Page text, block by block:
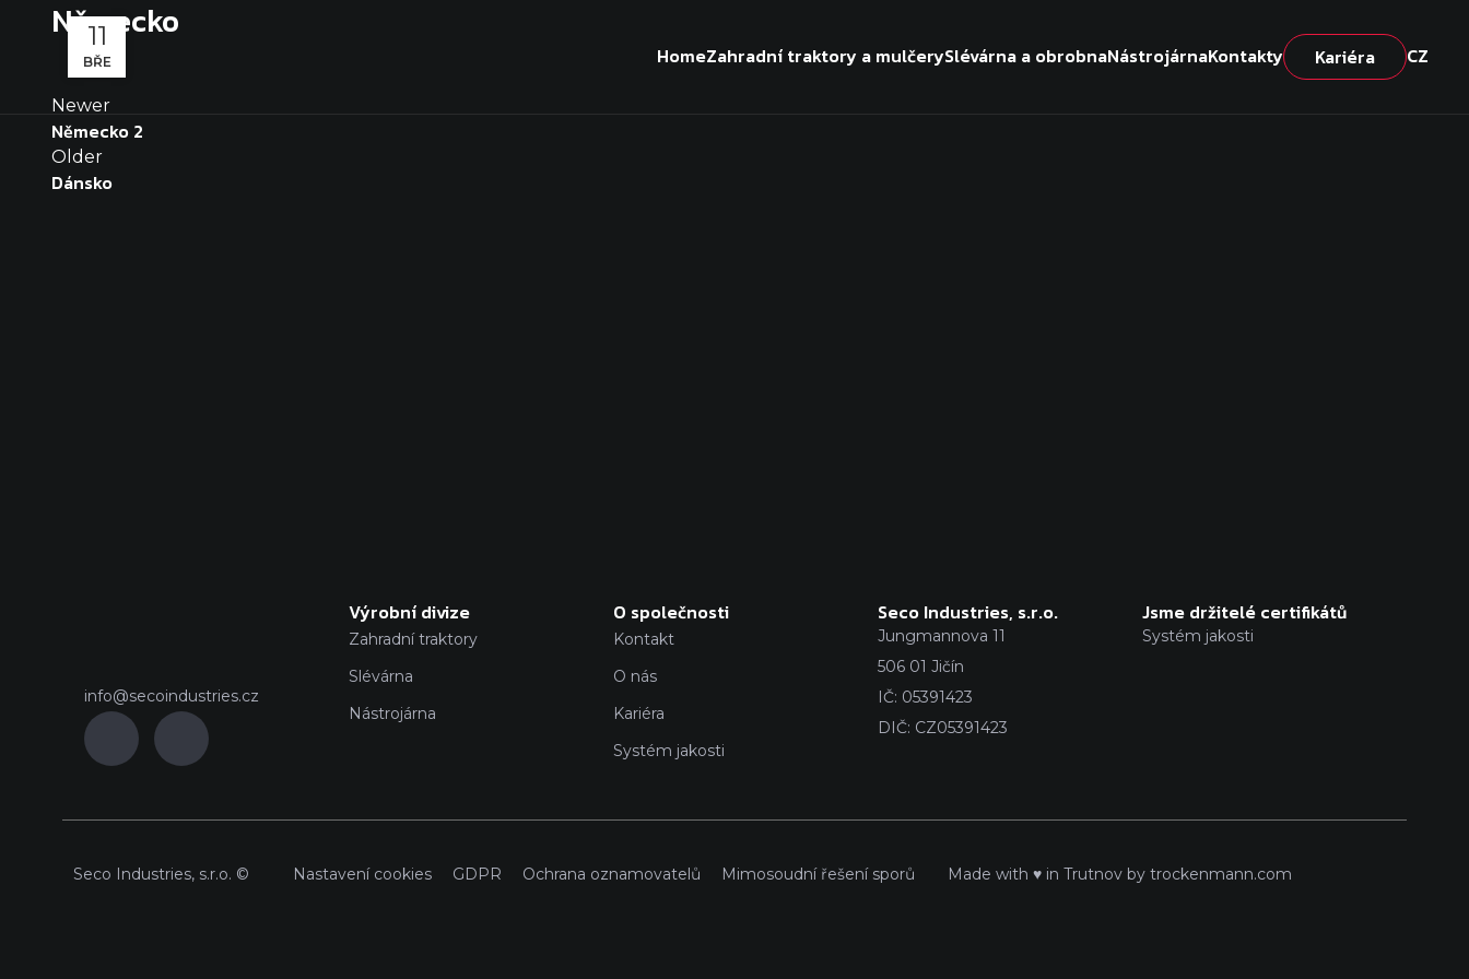
HomeZahradní traktory a mulčerySlévárna a obrobnaNástrojárnaKontakty Kariéra CZ
Německo
11
BŘE
Newer
Německo 2
Older
Dánsko
info@secoindustries.cz
Výrobní divize
Zahradní traktory
Slévárna
Nástrojárna
O společnosti
Kontakt
O nás
Kariéra
Systém jakosti
Seco Industries, s.r.o.
Jungmannova 11
506 01 Jičín
IČ: 05391423
DIČ: CZ05391423
Jsme držitelé certifikátů
Systém jakosti
Seco Industries, s.r.o. © Nastavení cookies GDPR Ochrana oznamovatelů Mimosoudní řešení sporů Made with ♥ in Trutnov by trockenmann.com